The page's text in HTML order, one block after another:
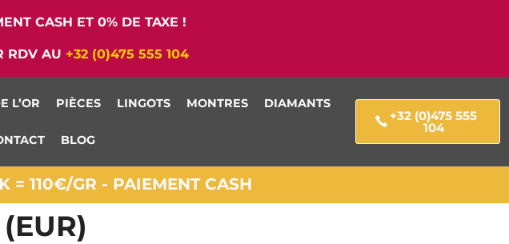
CASH ET 0% DE TAXE !
RDV AU +32 (0)475 555 104
L’OR PIÈCES LINGOTS MONTRES DIAMANTS
BLOG
+32 (0)475 555
104
= 110€/GR - PAIEMENT CASH